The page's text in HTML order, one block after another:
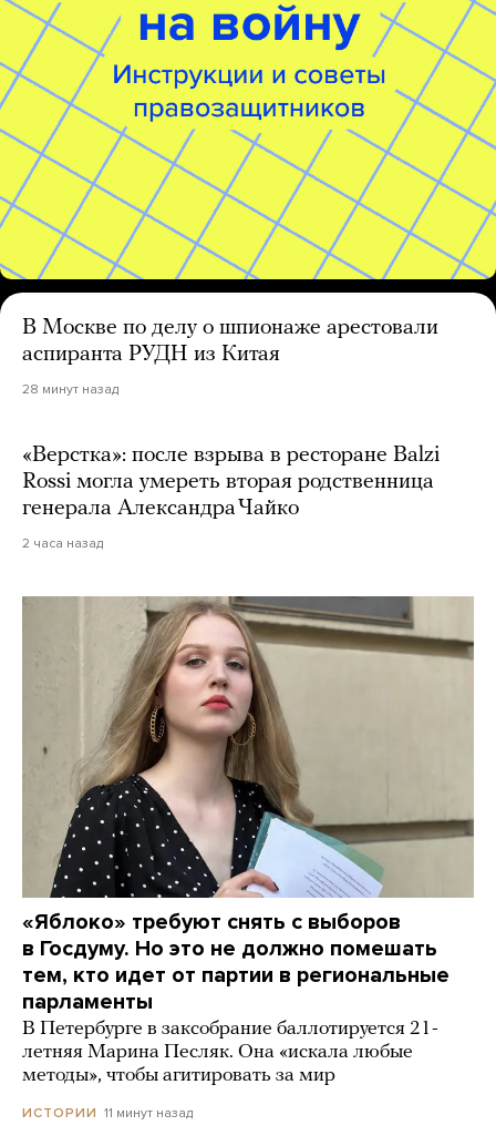
В Москве по делу о шпионаже арестовали
аспиранта РУДН из Китая
28 минут назад
«Верстка»: после взрыва в ресторане Balzi
Rossi могла умереть вторая родственница
генерала Александра Чайко
2 часа назад
«Яблоко» требуют снять с выборов
в Госдуму. Но это не должно помешать
тем, кто идет от партии в региональные
парламенты
В Петербурге в заксобрание баллотируется 21-
летняя Марина Песляк. Она «искала любые
методы», чтобы агитировать за мир
ИСТОРИИ 11 минут назад